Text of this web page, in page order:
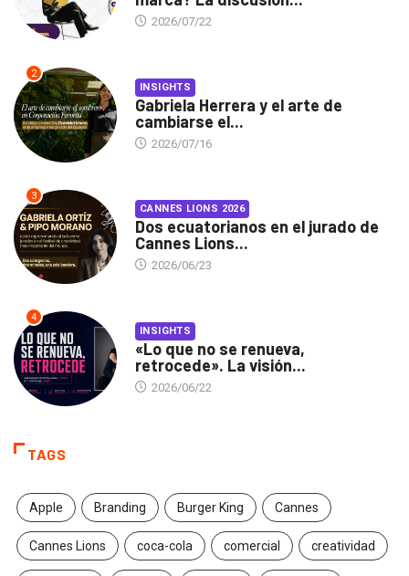
2026/07/22
2
INSIGHTS
Gabriela Herrera y el arte de
cambiarse el...
2026/07/16
3
CANNES LIONS 2026
Dos ecuatorianos en el jurado de
Cannes Lions...
2026/06/23
4
INSIGHTS
«Lo que no se renueva,
retrocede». La visión...
2026/06/22
TAGS
Apple Branding Burger King Cannes
Cannes Lions coca-cola comercial creatividad